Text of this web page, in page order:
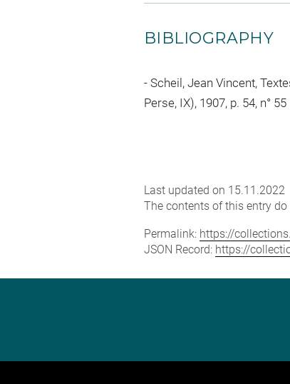
BIBLIOGRAPHY
Scheil, Jean Vincent,
Perse, IX), 1907, p. 54, n° 55
Last updated on 15.11.2022
The contents of this entry
Permalink: https://
JSON Record: https://